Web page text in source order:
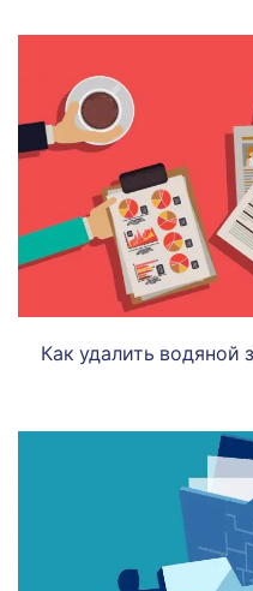
Как удалить водяной